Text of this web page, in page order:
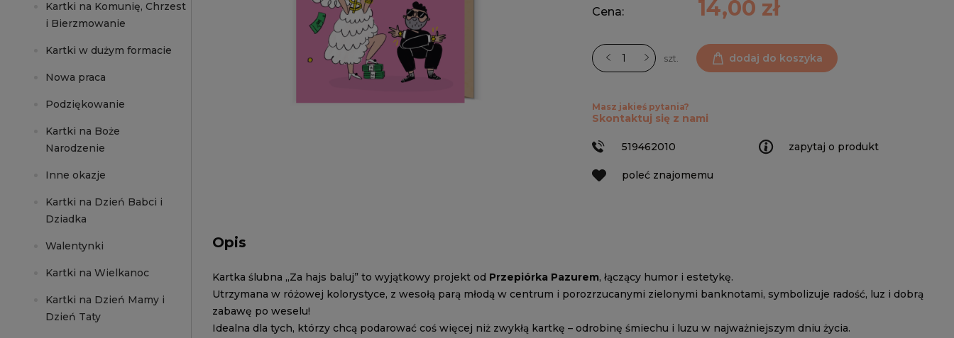
Kartki na Komunię, Chrzest
i Bierzmowanie
Kartki w dużym formacie
Nowa praca
Podziękowanie
Kartki na Boże
Narodzenie
Inne okazje
Kartki na Dzień Babci i
Dziadka
Walentynki
Kartki na Wielkanoc
Kartki na Dzień Mamy i
Dzień Taty
Cena: 14,00 zł
szt. dodaj do koszyka
zapytaj o produkt
poleć znajomemu
Masz jakieś pytania?
Skontaktuj się z nami
519462010
Opis
Kartka ślubna „Za hajs baluj” to wyjątkowy projekt od Przepiórka Pazurem, łączący humor i estetykę.
Utrzymana w różowej kolorystyce, z wesołą parą młodą w centrum i porozrzucanymi zielonymi banknotami, symbolizuje radość, luz i dobrą
zabawę po weselu!
Idealna dla tych, którzy chcą podarować coś więcej niż zwykłą kartkę – odrobinę śmiechu i luzu w najważniejszym dniu życia.